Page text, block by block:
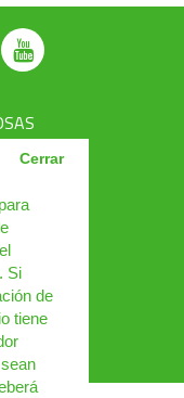
Si
de
tiene
Cerrar